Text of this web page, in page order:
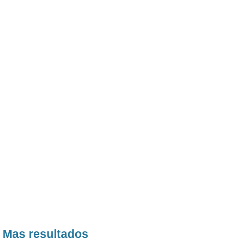
Mas resultados